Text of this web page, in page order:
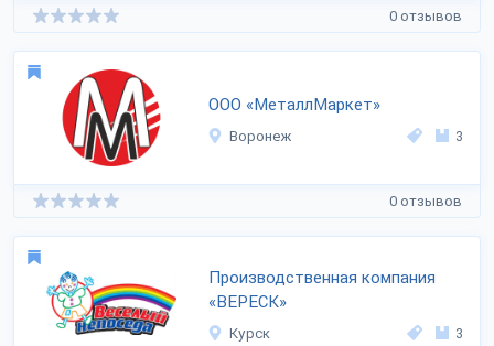
0 отзывов
ООО «МеталлМаркет»
Воронеж 3
0 отзывов
Производственная компания
«ВЕРЕСК»
Курск 3